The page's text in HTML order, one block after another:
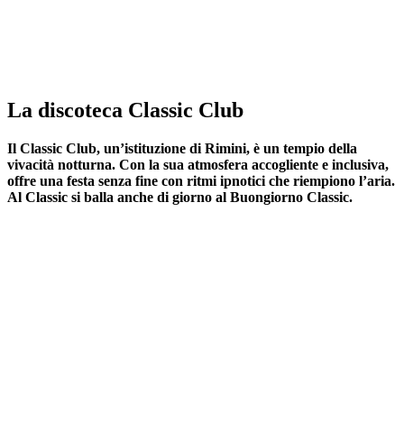
La discoteca Classic Club
Il Classic Club, un’istituzione di Rimini, è un tempio della
vivacità notturna. Con la sua atmosfera accogliente e inclusiva,
offre una festa senza fine con ritmi ipnotici che riempiono l’aria.
Al Classic si balla anche di giorno al Buongiorno Classic.